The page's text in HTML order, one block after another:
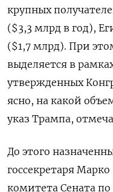
крупных
($3,3 млрд в год),
($1,7 млрд). При
выделяется в
утвержденных
ясно, на какой
указ Трампа,
До этого
госсекретаря
комитета Сената